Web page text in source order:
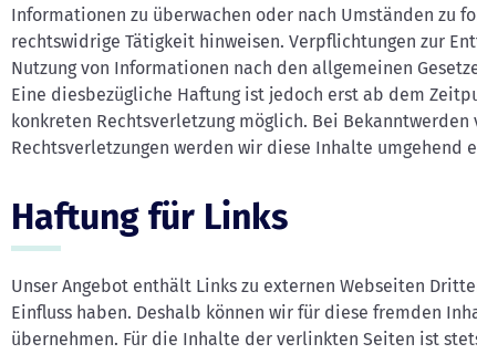
Informationen zu überwachen oder nach Umständen zu
rechtswidrige Tätigkeit hinweisen. Verpflichtungen zur
Nutzung von Informationen nach den allgemeinen
Eine diesbezügliche Haftung ist jedoch erst ab dem
konkreten Rechtsverletzung möglich. Bei Bekanntwerden
Rechtsverletzungen werden wir diese Inhalte umgehend
Haftung für Links
Unser Angebot enthält Links zu externen Webseiten
Einfluss haben. Deshalb können wir für diese fremden
übernehmen. Für die Inhalte der verlinkten Seiten ist